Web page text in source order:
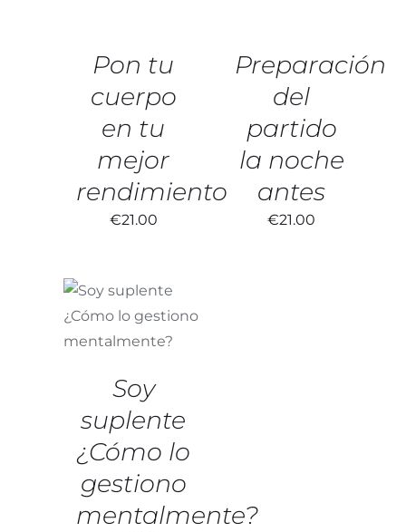
DETALLES
Pon tu
cuerpo
en tu
mejor
rendimiento
€21.00
DETALLES
Preparación
del
partido
la noche
antes
€21.00
AÑADIR AL
CARRITO
/
DETALLES
Soy
suplente
¿Cómo lo
gestiono
mentalmente?